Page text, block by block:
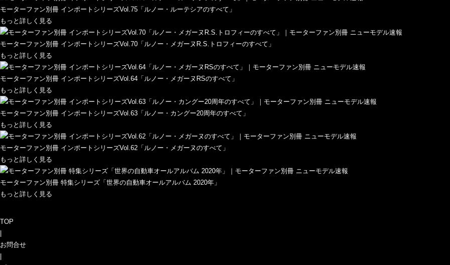
モーターファン別冊 インポートシリーズVol.75「ルノー・ルーテシアのすべて」
もっと詳しく見る
モーターファン別冊 インポートシリーズVol.70「ルノー・メガーヌR.S.トロフィーのすべて」
もっと詳しく見る
モーターファン別冊 インポートシリーズVol.64「ルノー・メガーヌRSのすべて」
もっと詳しく見る
モーターファン別冊 インポートシリーズVol.63「ルノー・カングー20周年のすべて」
もっと詳しく見る
モーターファン別冊 インポートシリーズVol.62「ルノー・メガーヌのすべて」
もっと詳しく見る
モーターファン別冊 特集シリーズ「世界の自動車オールアルバム 2020年」
もっと詳しく見る
TOP
お問合せ